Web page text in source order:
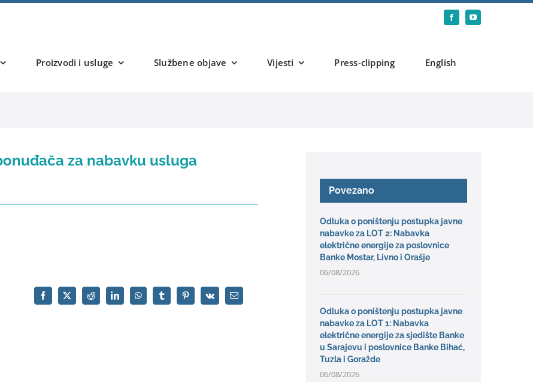
Proizvodi i usluge Službene objave Vijesti Press-clipping English
za nabavku usluga
Povezano
Odluka o poništenju postupka javne
nabavke za LOT 2: Nabavka
električne energije za poslovnice
Banke Mostar, Livno i Orašje
06/08/2026
Odluka o poništenju postupka javne
nabavke za LOT 1: Nabavka
električne energije za sjedište Banke
u Sarajevu i poslovnice Banke Bihać,
Tuzla i Goražde
06/08/2026